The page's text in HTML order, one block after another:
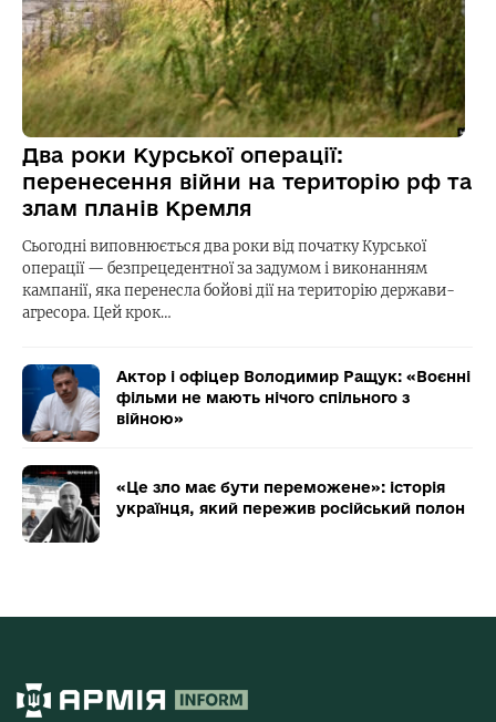
Два роки Курської операції:
перенесення війни на територію рф та
злам планів Кремля
Сьогодні виповнюється два роки від початку Курської
операції — безпрецедентної за задумом і виконанням
кампанії, яка перенесла бойові дії на територію держави-
агресора. Цей крок…
Актор і офіцер Володимир Ращук: «Воєнні
фільми не мають нічого спільного з
війною»
«Це зло має бути переможене»: історія
українця, який пережив російський полон